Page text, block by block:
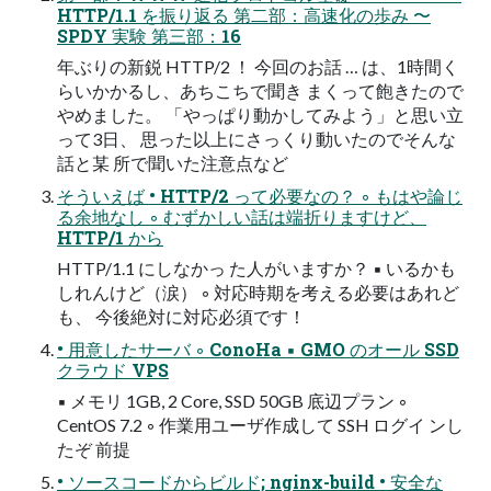
HTTP/1.1 を振り返る 第二部：高速化の歩み 〜
SPDY 実験 第三部：16
年ぶりの新鋭 HTTP/2 ！ 今回のお話 … は、1時間く
らいかかるし、あちこちで聞き まくって飽きたので
やめました。 「やっぱり動かしてみよう」と思い立
って3日、 思った以上にさっくり動いたのでそんな
話と某 所で聞いた注意点など
そういえば • HTTP/2 って必要なの？ ◦ もはや論じ
る余地なし ◦ むずかしい話は端折りますけど、
HTTP/1 から
HTTP/1.1 にしなかっ た人がいますか？ ▪ いるかも
しれんけど（涙） ◦ 対応時期を考える必要はあれど
も、 今後絶対に対応必須です！
• 用意したサーバ ◦ ConoHa ▪ GMO のオール SSD
クラウド VPS
▪ メモリ 1GB, 2 Core, SSD 50GB 底辺プラン ◦
CentOS 7.2 ◦ 作業用ユーザ作成して SSH ログイ ンし
たぞ 前提
• ソースコードからビルド; nginx-build • 安全な